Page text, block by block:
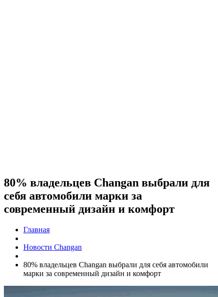
80% владельцев Changan выбрали для
себя автомобили марки за
современный дизайн и комфорт
Главная
Новости Changan
80% владельцев Changan выбрали для себя автомобили
марки за современный дизайн и комфорт